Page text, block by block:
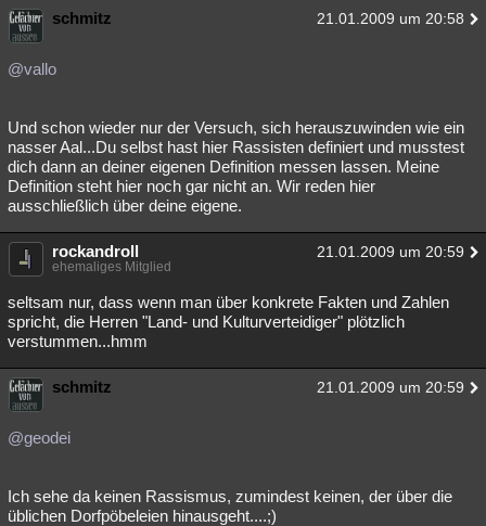
schmitz 21.01.2009 um 20:58
@vallo
Und schon wieder nur der Versuch, sich herauszuwinden wie ein
nasser Aal...Du selbst hast hier Rassisten definiert und musstest
dich dann an deiner eigenen Definition messen lassen. Meine
Definition steht hier noch gar nicht an. Wir reden hier
ausschließlich über deine eigene.
rockandroll 21.01.2009 um 20:59
ehemaliges Mitglied
seltsam nur, dass wenn man über konkrete Fakten und Zahlen
spricht, die Herren "Land- und Kulturverteidiger" plötzlich
verstummen...hmm
schmitz 21.01.2009 um 20:59
@geodei
Ich sehe da keinen Rassismus, zumindest keinen, der über die
üblichen Dorfpöbeleien hinausgeht....;)